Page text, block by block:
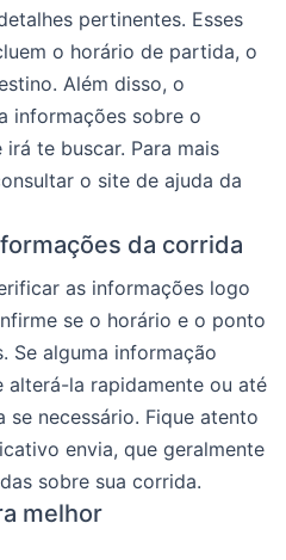
pertinentes. Esses
o horário de partida, o
Além disso, o
informações sobre o
te buscar. Para mais
o site de ajuda da
da corrida
as informações logo
se o horário e o ponto
Se alguma informação
la rapidamente ou até
se necessário. Fique atento
envia, que geralmente
sobre sua corrida.
melhor